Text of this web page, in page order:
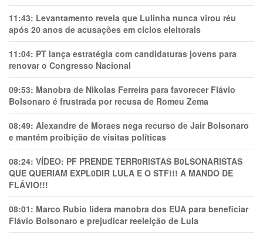
11:43: Levantamento revela que Lulinha nunca virou réu
após 20 anos de acusações em ciclos eleitorais
11:04: PT lança estratégia com candidaturas jovens para
renovar o Congresso Nacional
09:53: Manobra de Nikolas Ferreira para favorecer Flávio
Bolsonaro é frustrada por recusa de Romeu Zema
08:49: Alexandre de Moraes nega recurso de Jair Bolsonaro
e mantém proibição de visitas políticas
08:24: VÍDEO: PF PRENDE TERR0RlSTAS B0LSONARlSTAS
QUE QUERIAM EXPL0DlR LULA E O STF!!! A MANDO DE
FLÁVIO!!!
08:01: Marco Rubio lidera manobra dos EUA para beneficiar
Flávio Bolsonaro e prejudicar reeleição de Lula